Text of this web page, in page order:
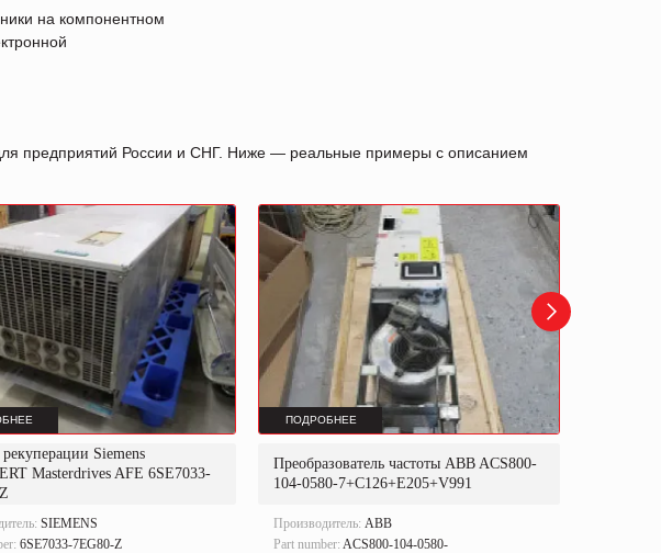
на компонентном
предприятий России и СНГ. Ниже — реальные примеры с описанием
Siemens
Masterdrives AFE 6SE7033-
SIEMENS
6SE7033-7EG80-Z
ПОДРОБНЕЕ
Преобразователь частоты ABB ACS800-
104-0580-7+C126+E205+V991
Производитель: ABB
Part number: ACS800-104-0580-